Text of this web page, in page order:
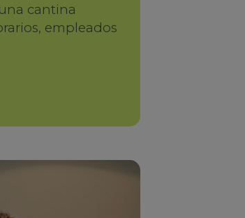
cantina
empleados